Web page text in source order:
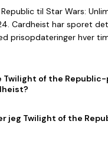
til Star Wars:
Cardheist har sporet
prisopdateringer hver
Twilight of the
jeg Twilight of the